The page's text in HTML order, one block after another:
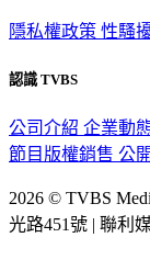
隱私權政策 性騷
認識 TVBS
公司介紹 企業動
節目版權銷售 公
2026 © TVBS
光路451號 | 聯利